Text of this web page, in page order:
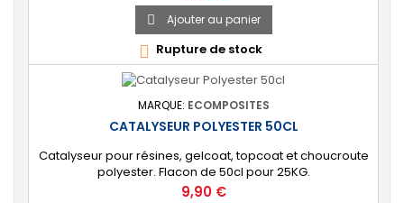
 Ajouter au panier
 Rupture de stock
MARQUE: ECOMPOSITES
CATALYSEUR POLYESTER 50CL
Catalyseur pour résines, gelcoat, topcoat et choucroute
polyester. Flacon de 50cl pour 25KG.
Prix
9,90 €